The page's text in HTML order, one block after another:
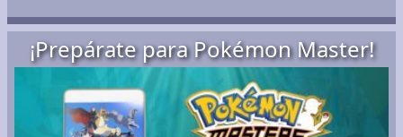
¡Prepárate para Pokémon Master!